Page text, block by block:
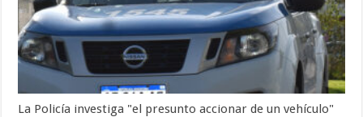
La Policía investiga "el presunto accionar de un vehículo"